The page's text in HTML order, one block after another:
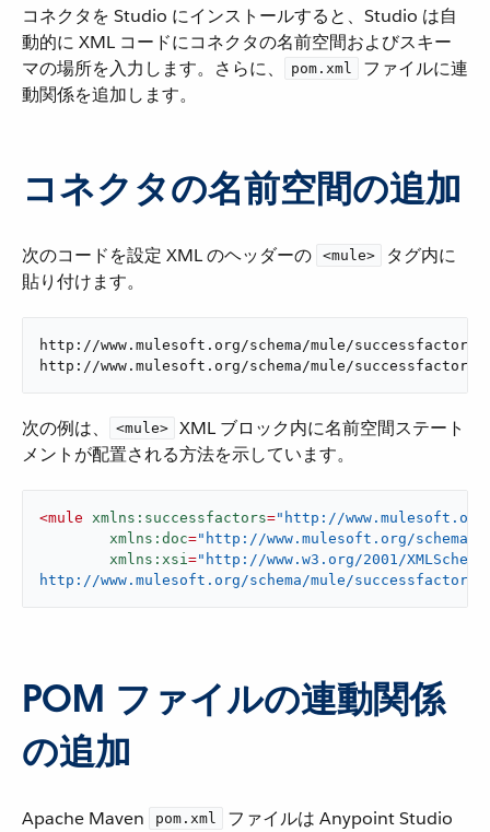
コネクタを Studio にインストールすると、Studio は自
動的に XML コードにコネクタの名前空間およびスキー
マの場所を入力します。さらに、​
pom.xml
​ ファイルに連
動関係を追加します。
コネクタの名前空間の追加
次のコードを設定 XML のヘッダーの ​ <mule>
​ タグ内に
貼り付けます。
http://www.mulesoft.org/schema/mule/successfactors
http://www.mulesoft.org/schema/mule/
次の例は、​ <mule>
​ XML ブロック内に名前空間ステート
メントが配置される方法を示しています。
<mule xmlns:successfactors="http://
xmlns:doc="http://www.mulesoft.org/schema/
xmlns:xsi="http://www.w3.org/2001/
http://www.mulesoft.org/schema/mule/
POM ファイルの連動関係
の追加
Apache Maven ​ pom.xml
​ ファイルは Anypoint Studio